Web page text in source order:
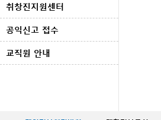
취창진지원센터
공익신고 접수
교직원 안내